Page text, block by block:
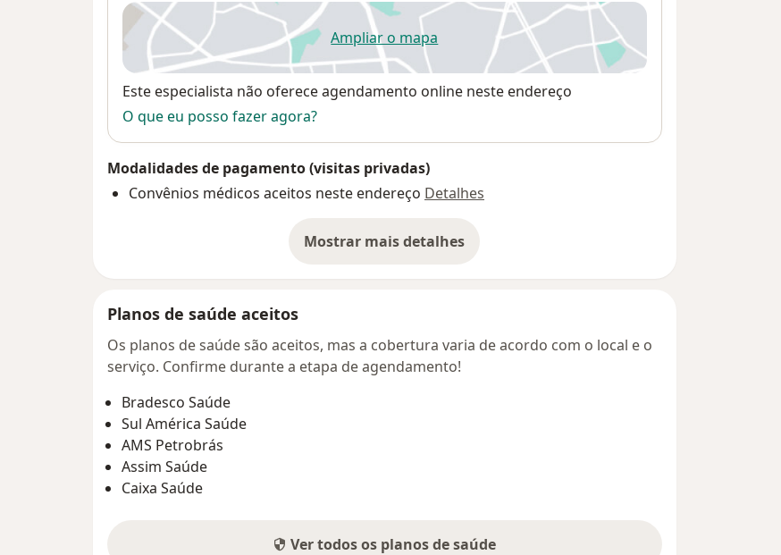
Ampliar o mapaabre num novo separador
Disponibilidade
Este especialista não oferece agendamento online neste endereço
O que eu posso fazer agora?
Modalidades de pagamento (visitas privadas)
Convênios médicos aceitos neste endereço Detalhes
Mostrar mais detalhes
sobre o endereço
Planos de saúde aceitos
Os planos de saúde são aceitos, mas a cobertura varia de acordo com o local e o
serviço. Confirme durante a etapa de agendamento!
Bradesco Saúde
Sul América Saúde
AMS Petrobrás
Assim Saúde
Caixa Saúde
Ver todos os planos de saúde